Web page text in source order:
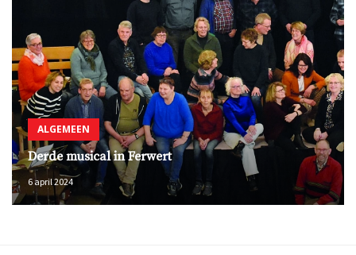
ALGEMEEN
Derde musical in Ferwert
6 april 2024